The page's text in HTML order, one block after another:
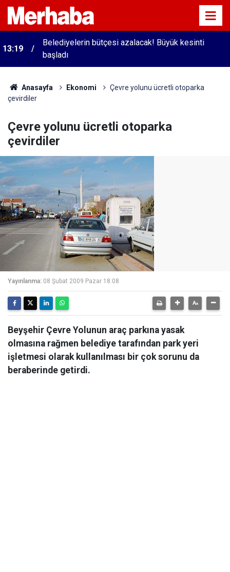
13:19
Belediyelerin bütçesi azalacak! Büyük kesinti
başladı
Anasayfa Ekonomi
Çevre yolunu ücretli otoparka
çevirdiler
Çevre yolunu ücretli otoparka
çevirdiler
Yayınlanma: 08 Şubat 2009 Pazar 18:08
Beyşehir Çevre Yolunun araç parkına yasak
olmasına rağmen belediye tarafından park yeri
işletmesi olarak kullanılması bir çok sorunu da
beraberinde getirdi.